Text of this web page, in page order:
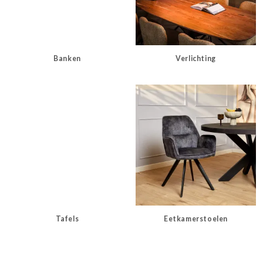
Banken Verlichting
Tafels Eetkamerstoelen